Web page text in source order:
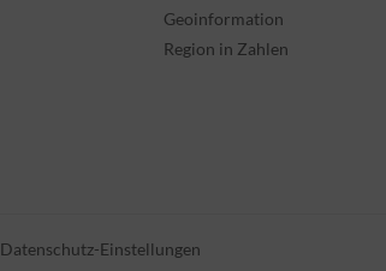
Geoinformation
Region in Zahlen
Datenschutz-Einstellungen